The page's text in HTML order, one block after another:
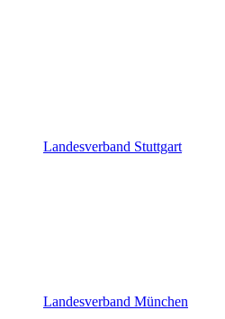
Landesverband Stuttgart
Landesverband München